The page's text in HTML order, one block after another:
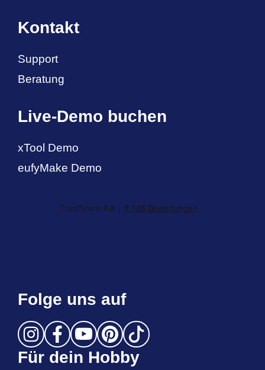
Kontakt
Support
Beratung
Live-Demo buchen
xTool Demo
eufyMake Demo
Folge uns auf
Für dein Hobby